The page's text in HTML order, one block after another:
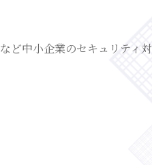
など中小企業のセキュリティ対